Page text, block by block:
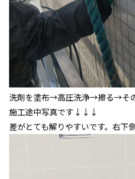
洗剤を塗布→高圧洗浄→擦る→その
施工途中写真です↓↓↓
差がとても解りやすいです。右下